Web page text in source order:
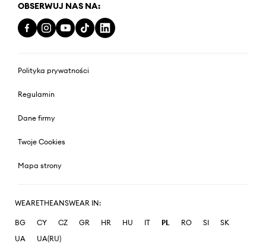
OBSERWUJ NAS NA:
Polityka prywatności
Regulamin
Dane firmy
Twoje Cookies
Mapa strony
WEARETHEANSWEAR IN:
BG CY CZ GR HR HU IT PL RO SI
SK
UA
UA(RU)